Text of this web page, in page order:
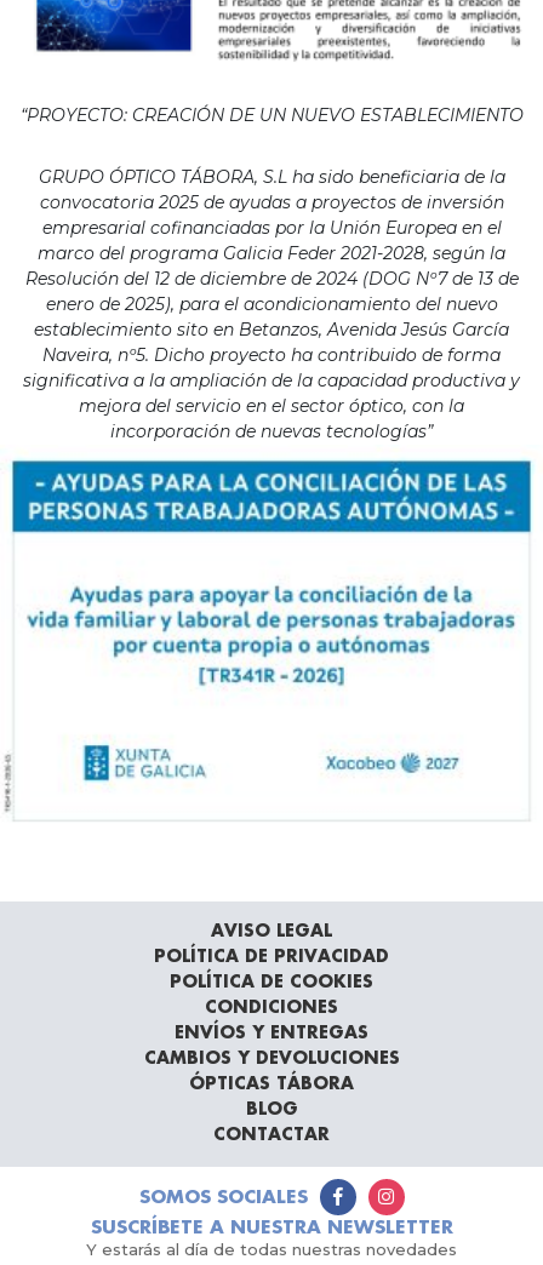
“PROYECTO: CREACIÓN DE UN NUEVO ESTABLECIMIENTO
GRUPO ÓPTICO TÁBORA, S.L ha sido beneficiaria de la
convocatoria 2025 de ayudas a proyectos de inversión
empresarial cofinanciadas por la Unión Europea en el
marco del programa Galicia Feder 2021-2028, según la
Resolución del 12 de diciembre de 2024 (DOG Nº7 de 13 de
enero de 2025), para el acondicionamiento del nuevo
establecimiento sito en Betanzos, Avenida Jesús García
Naveira, nº5. Dicho proyecto ha contribuido de forma
significativa a la ampliación de la capacidad productiva y
mejora del servicio en el sector óptico, con la
incorporación de nuevas tecnologías”
AVISO LEGAL
POLÍTICA DE PRIVACIDAD
POLÍTICA DE COOKIES
CONDICIONES
ENVÍOS Y ENTREGAS
CAMBIOS Y DEVOLUCIONES
ÓPTICAS TÁBORA
BLOG
CONTACTAR
SOMOS SOCIALES
SUSCRÍBETE A NUESTRA NEWSLETTER
Y estarás al día de todas nuestras novedades